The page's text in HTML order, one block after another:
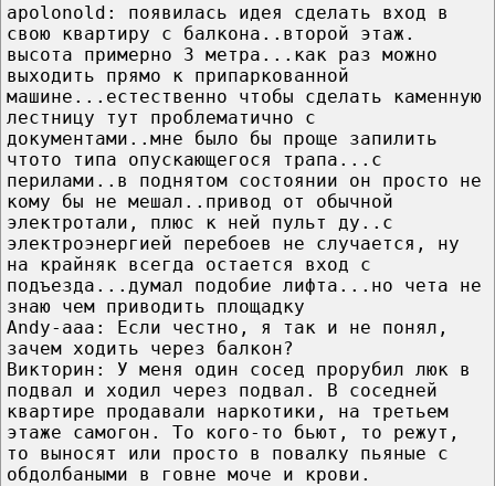
apolonold: появилась идея сделать вход в
свою квартиру с балкона..второй этаж.
высота примерно 3 метра...как раз можно
выходить прямо к припаркованной
машине...естественно чтобы сделать каменную
лестницу тут проблематично с
документами..мне было бы проще запилить
чтото типа опускающегося трапа...с
перилами..в поднятом состоянии он просто не
кому бы не мешал..привод от обычной
электротали, плюс к ней пульт ду..с
электроэнергией перебоев не случается, ну
на крайняк всегда остается вход с
подъезда...думал подобие лифта...но чета не
знаю чем приводить площадку
Andy-aaa: Если честно, я так и не понял,
зачем ходить через балкон?
Викторин: У меня один сосед прорубил люк в
подвал и ходил через подвал. В соседней
квартире продавали наркотики, на третьем
этаже самогон. То кого-то бьют, то режут,
то выносят или просто в повалку пьяные с
обдолбаными в говне моче и крови.